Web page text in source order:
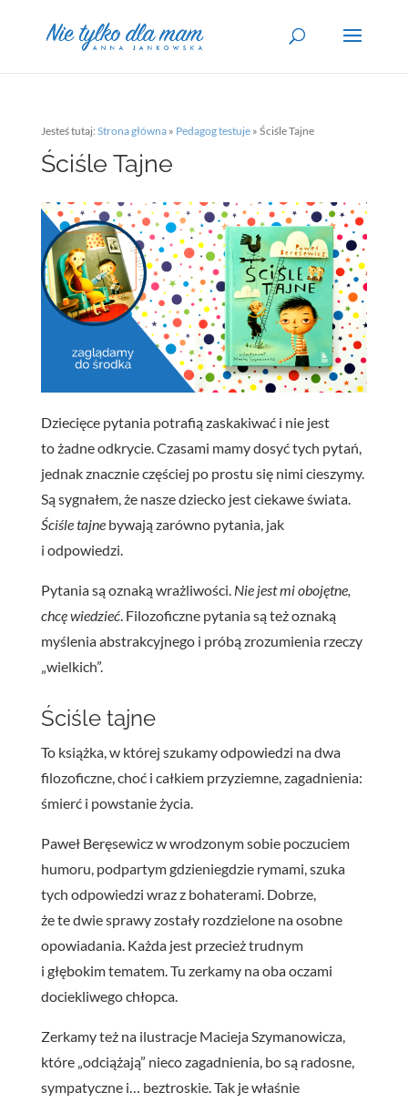
Jesteś tutaj: Strona główna» Pedagog testuje» Ściśle Tajne
Ściśle Tajne
Dziecięce pytania potrafią zaskakiwać i nie jest
to żadne odkrycie. Czasami mamy dosyć tych pytań,
jednak znacznie częściej po prostu się nimi cieszymy.
Są sygnałem, że nasze dziecko jest ciekawe świata.
Ściśle tajnebywają zarówno pytania, jak
i odpowiedzi.
Pytania są oznaką wrażliwości. Nie jest mi obojętne,
chcę wiedzieć. Filozoficzne pytania są też oznaką
myślenia abstrakcyjnego i próbą zrozumienia rzeczy
„wielkich”.
Ściśle tajne
To książka, w której szukamy odpowiedzi na dwa
filozoficzne, choć i całkiem przyziemne, zagadnienia:
śmierć i powstanie życia.
Paweł Beręsewicz w wrodzonym sobie poczuciem
humoru, podpartym gdzieniegdzie rymami, szuka
tych odpowiedzi wraz z bohaterami. Dobrze,
że te dwie sprawy zostały rozdzielone na osobne
opowiadania. Każda jest przecież trudnym
i głębokim tematem. Tu zerkamy na oba oczami
dociekliwego chłopca.
Zerkamy też na ilustracje Macieja Szymanowicza,
które „odciążają” nieco zagadnienia, bo są radosne,
sympatyczne i… beztroskie. Tak je właśnie